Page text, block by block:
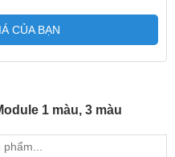
CỦA BẠN
1 màu, 3 màu